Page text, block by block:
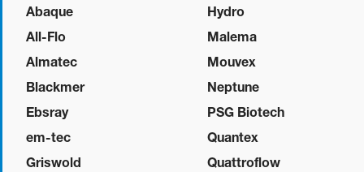
Abaque
All-Flo
Almatec
Blackmer
Ebsray
em-tec
Griswold
Hydro
Malema
Mouvex
Neptune
PSG Biotech
Quantex
Quattroflow